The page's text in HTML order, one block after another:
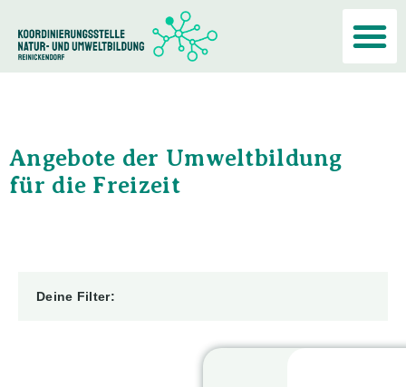
Angebote der Umweltbildung
für die Freizeit
Deine Filter: